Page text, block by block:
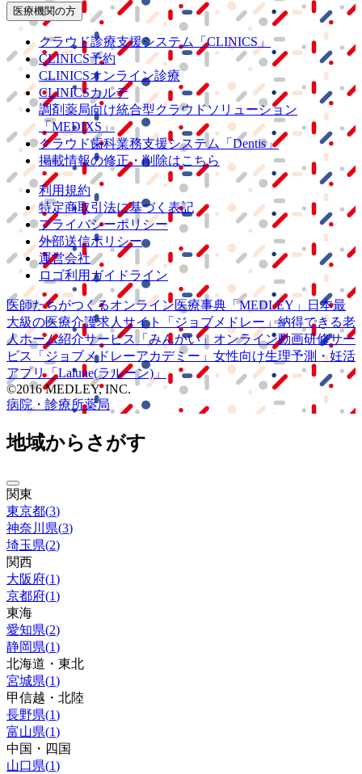
医療機関の方
クラウド診療支援システム
「CLINICS」
CLINICS予約
CLINICSオンライン診療
CLINICSカルテ
調剤薬局向け統合型クラウドソリューション
「MEDIXS」
クラウド歯科業務支援システム
「Dentis」
掲載情報の修正・削除はこちら
利用規約
特定商取引法に基づく表記
プライバシーポリシー
外部送信ポリシー
運営会社
ロゴ利用ガイドライン
医師たちがつくるオンライン医療事典 「MEDLEY」
日本最
大級の医療介護求人サイト 「ジョブメドレー」納得できる老
人ホーム紹介サービス
「みんかい」 オンライン動画研修サー
ビス
「ジョブメドレーアカデミー」 女性向け生理予測・妊活
アプリ「Lalune(ラルーン)」
©2016 MEDLEY, INC.
病院・診療所薬局
地域からさがす
関東
東京都(3)
神奈川県(3)
埼玉県(2)
関西
大阪府(1)
京都府(1)
東海
愛知県(2)
静岡県(1)
北海道・東北
宮城県(1)
甲信越・北陸
長野県(1)
富山県(1)
中国・四国
山口県(1)